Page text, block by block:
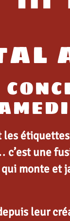
une
monte
leur